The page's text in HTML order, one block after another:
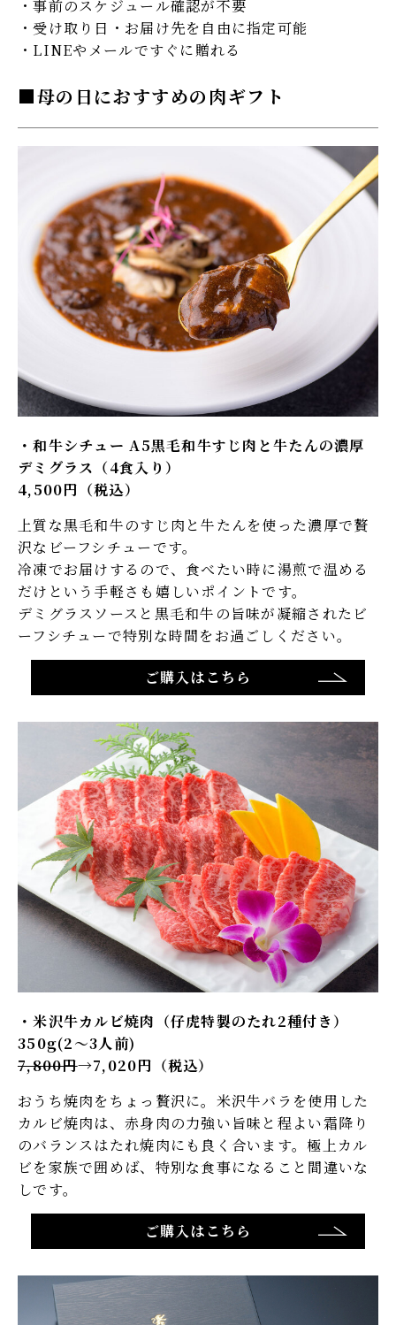
・事前のスケジュール確認が不要
・受け取り日・お届け先を自由に指定可能
・LINEやメールですぐに贈れる
母の日におすすめの肉ギフト
和牛シチュー A5黒毛和牛すじ肉と牛たんの濃厚
デミグラス（4食入り）
4,500円（税込）
上質な黒毛和牛のすじ肉と牛たんを使った濃厚で贅
沢なビーフシチューです。
冷凍でお届けするので、食べたい時に湯煎で温める
だけという手軽さも嬉しいポイントです。
デミグラスソースと黒毛和牛の旨味が凝縮されたビ
ーフシチューで特別な時間をお過ごしください。
ご購入はこちら
米沢牛カルビ焼肉（仔虎特製のたれ2種付き）
350g(2～3人前)
7,800円→7,020円（税込）
おうち焼肉をちょっ贅沢に。米沢牛バラを使用した
カルビ焼肉は、赤身肉の力強い旨味と程よい霜降り
のバランスはたれ焼肉にも良く合います。極上カル
ビを家族で囲めば、特別な食事になること間違いな
しです。​
ご購入はこちら